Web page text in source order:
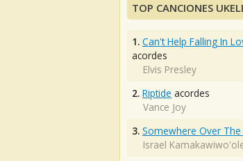
TOP CANCIONES
1. Can't Help Falling In
acordes
Elvis Presley
2. Riptide acordes
Vance Joy
3. Somewhere Over
Israel